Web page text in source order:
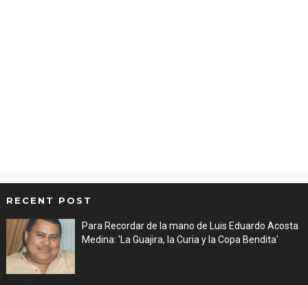
RECENT POST
Para Recordar de la mano de Luis Eduardo Acosta
Medina: 'La Guajira, la Curia y la Copa Bendita'